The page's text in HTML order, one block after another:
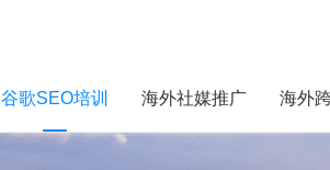
谷歌SEO培训 海外社媒推广 海外